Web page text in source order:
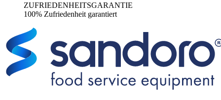
ZUFRIEDENHEITSGARANTIE
100% Zufriedenheit garantiert